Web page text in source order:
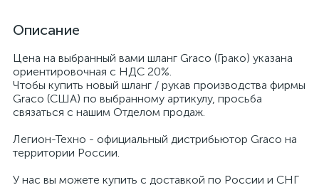
Описание
Цена на выбранный вами шланг Graco (Грако) указана
ориентировочная с НДС 20%.
Чтобы купить новый шланг / рукав производства фирмы
Graco (США) по выбранному артикулу, просьба
связаться с нашим Отделом продаж.
Легион-Техно - официальный дистрибьютор Graco на
территории России.
У нас вы можете купить с доставкой по России и СНГ